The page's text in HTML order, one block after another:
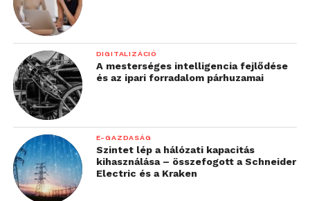
DIGITALIZÁCIÓ
A mesterséges intelligencia fejlődése
és az ipari forradalom párhuzamai
E-GAZDASÁG
Szintet lép a hálózati kapacitás
kihasználása – összefogott a Schneider
Electric és a Kraken